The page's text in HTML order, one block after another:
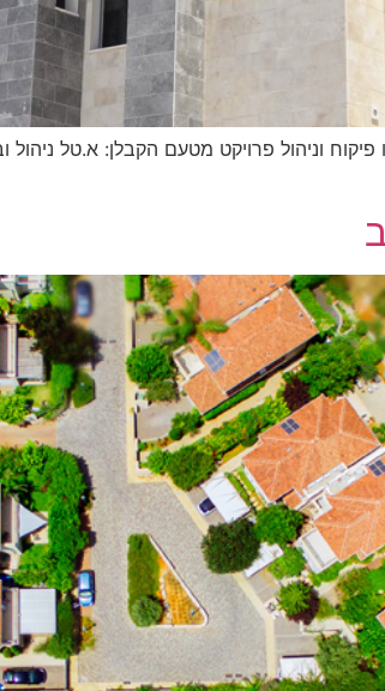
5 קומות קבלן מבצע: צ.י ברקו פיקוח וניהול פרויקט